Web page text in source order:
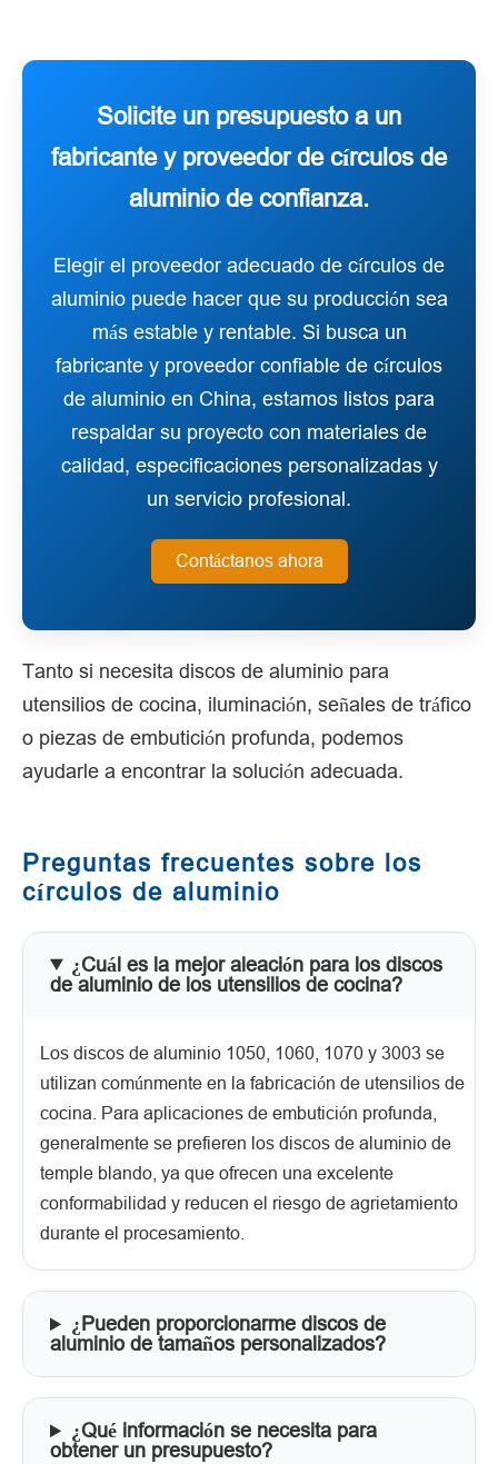
Solicite un presupuesto a un
fabricante y proveedor de círculos de
aluminio de confianza.
Elegir el proveedor adecuado de círculos de
aluminio puede hacer que su producción sea
más estable y rentable. Si busca un
fabricante y proveedor confiable de círculos
de aluminio en China, estamos listos para
respaldar su proyecto con materiales de
calidad, especificaciones personalizadas y
un servicio profesional.
Contáctanos ahora
Tanto si necesita discos de aluminio para
utensilios de cocina, iluminación, señales de tráfico
o piezas de embutición profunda, podemos
ayudarle a encontrar la solución adecuada.
Preguntas frecuentes sobre los
círculos de aluminio
¿Cuál es la mejor aleación para los discos
de aluminio de los utensilios de cocina?
Los discos de aluminio 1050, 1060, 1070 y 3003 se
utilizan comúnmente en la fabricación de utensilios de
cocina. Para aplicaciones de embutición profunda,
generalmente se prefieren los discos de aluminio de
temple blando, ya que ofrecen una excelente
conformabilidad y reducen el riesgo de agrietamiento
durante el procesamiento.
¿Pueden proporcionarme discos de
aluminio de tamaños personalizados?
¿Qué información se necesita para
obtener un presupuesto?